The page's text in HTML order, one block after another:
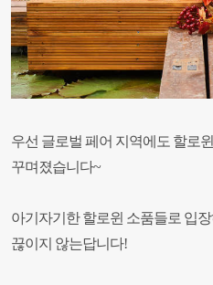
우선 글로벌 페어 지역에도 할로
꾸며졌습니다~
아기자기한 할로윈 소품들로 입
끊이지 않는답니다!